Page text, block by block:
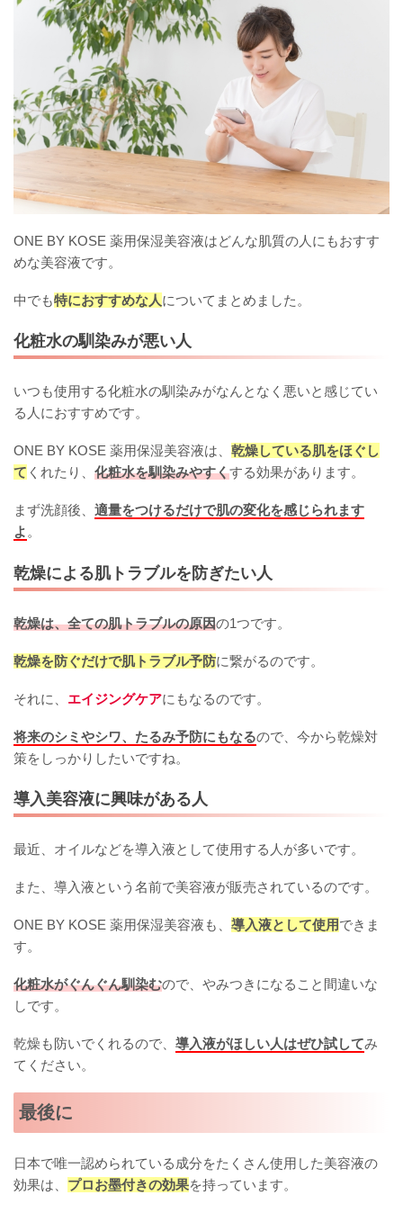
ONE BY KOSE 薬用保湿美容液はどんな肌質の人にもおすす
めな美容液です。
中でも特におすすめな人についてまとめました。
化粧水の馴染みが悪い人
いつも使用する化粧水の馴染みがなんとなく悪いと感じてい
る人におすすめです。
ONE BY KOSE 薬用保湿美容液は、 乾燥している肌をほぐし
て くれたり、 化粧水を馴染みやすくする効果があります。
まず洗顔後、 適量をつけるだけで肌の変化を感じられます
よ 。
乾燥による肌トラブルを防ぎたい人
乾燥は、全ての肌トラブルの原因の1つです。
乾燥を防ぐだけで肌トラブル予防に繋がるのです。
それに、 エイジングケアにもなるのです。
将来のシミやシワ、たるみ予防にもなるので、今から乾燥対
策をしっかりしたいですね。
導入美容液に興味がある人
最近、オイルなどを導入液として使用する人が多いです。
また、導入液という名前で美容液が販売されているのです。
ONE BY KOSE 薬用保湿美容液も、 導入液として使用できま
す。
化粧水がぐんぐん馴染むので、やみつきになること間違いな
しです。
乾燥も防いでくれるので、 導入液がほしい人はぜひ試してみ
てください。
最後に
日本で唯一認められている成分をたくさん使用した美容液の
効果は、 プロお墨付きの効果を持っています。